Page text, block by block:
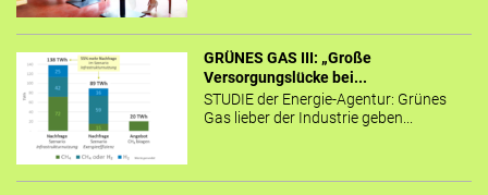
GRÜNES GAS III: „Große
Versorgungslücke bei...
STUDIE der Energie-Agentur: Grünes
Gas lieber der Industrie geben...